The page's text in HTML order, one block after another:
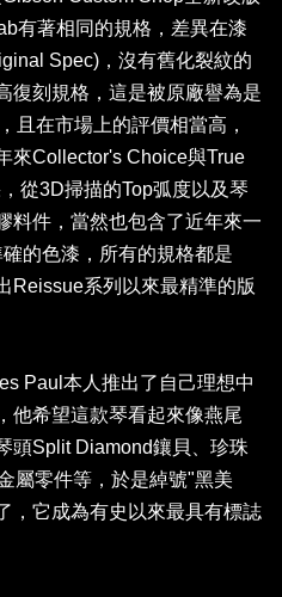
有著相同的規格，差異在漆
Spec)，沒有舊化裂紋的
復刻規格，這是被原廠譽為是
且在市場上的評價相當高，
來Collector's Choice與True
從3D掃描的Top弧度以及琴
料件，當然也包含了近年來一
的色漆，所有的規格都是
Reissue系列以來最精準的版
Paul本人推出了自己理想中
他希望這款琴看起來像燕尾
頭Split Diamond鑲貝、珍珠
屬零件等，於是綽號"黑美
，它成為有史以來最具有標誌